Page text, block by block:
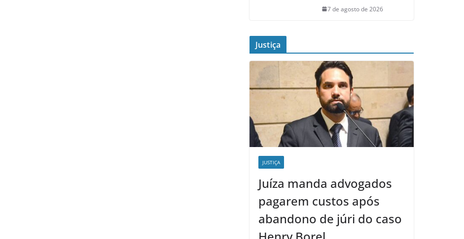
7 de agosto de 2026
Justiça
JUSTIÇA
Juíza manda advogados
pagarem custos após
abandono de júri do caso